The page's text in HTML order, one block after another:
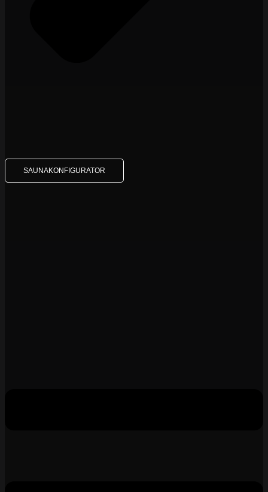
SAUNAKONFIGURATOR